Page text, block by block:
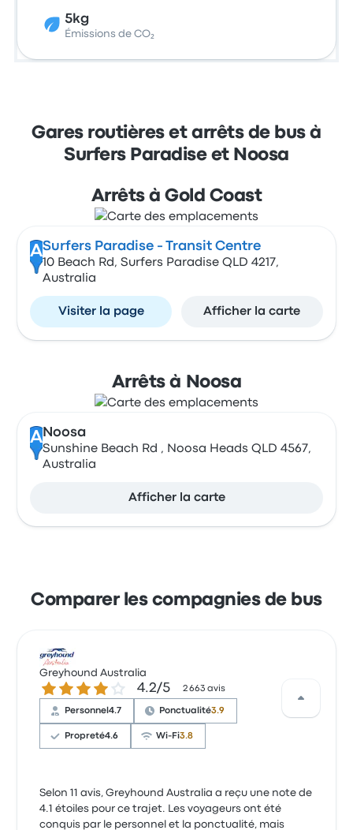
5kg
Émissions de CO₂
Gares routières et arrêts de bus à
Surfers Paradise et Noosa
Arrêts à Gold Coast
ASurfers Paradise - Transit Centre
10 Beach Rd, Surfers Paradise QLD 4217,
Australia
Visiter la page Afficher la carte
Arrêts à Noosa
A Noosa
Sunshine Beach Rd , Noosa Heads QLD 4567,
Australia
Afficher la carte
Comparer les compagnies de bus
Greyhound Australia
4.2 sur 5 étoiles 4.2/5 2 663 avis
Personnel4.7 Ponctualité3.9
Propreté4.6 Wi-Fi3.8
Selon 11 avis, Greyhound Australia a reçu une note de
4.1 étoiles pour ce trajet. Les voyageurs ont été
conquis par le personnel et la ponctualité, mais